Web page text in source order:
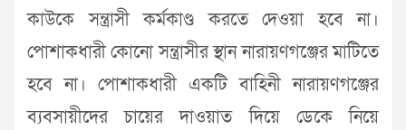
কাউকে সন্ত্রাসী কর্মকাণ্ড করতে দেওয়া হবে না।
পোশাকধারী কোনো সন্ত্রাসীর স্থান নারায়ণগঞ্জের মাটিতে
হবে না। পোশাকধারী একটি বাহিনী নারায়ণগঞ্জের
ব্যবসায়ীদের চায়ের দাওয়াত দিয়ে ডেকে নিয়ে